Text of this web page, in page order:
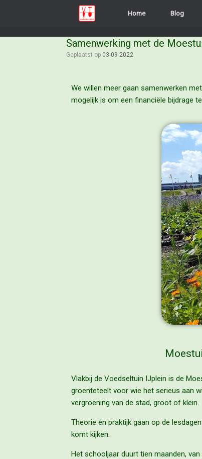
Home Blog
Samenwerking met de
Geplaatst op 03-09-2022
We willen meer gaan samenwerken
mogelijk is om een financiële bijdrage
Vlakbij de Voedseltuin IJplein is de
groenteteelt voor wie het serieus aan
vergroening van de stad, groot of klein.
Theorie en praktijk gaan op de
komt kijken.
Het schooljaar duurt tien maanden,